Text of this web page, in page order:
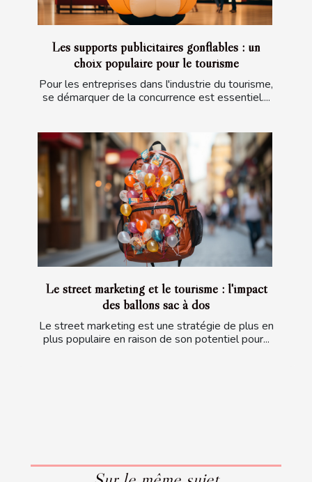
Les supports publicitaires gonflables : un
choix populaire pour le tourisme
Pour les entreprises dans l'industrie du tourisme,
se démarquer de la concurrence est essentiel....
Le street marketing et le tourisme : l'impact
des ballons sac à dos
Le street marketing est une stratégie de plus en
plus populaire en raison de son potentiel pour...